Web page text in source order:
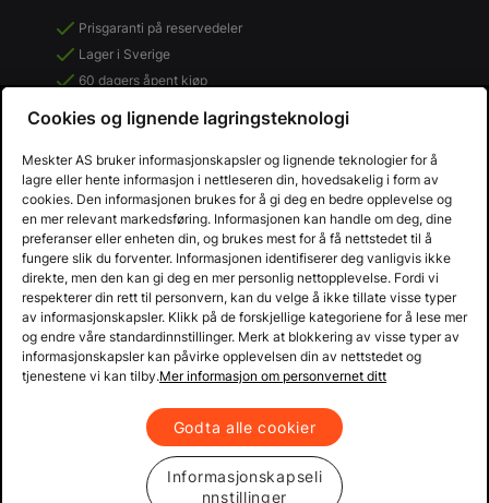
Prisgaranti på reservedeler
Lager i Sverige
60 dagers åpent kjøp
Gratis returer
Copyright © 2013 - 2026 Mekster.no
KjøpsvilkårPersonvern
Cookies og lignende lagringsteknologi
Meskter AS bruker informasjonskapsler og lignende teknologier for å
lagre eller hente informasjon i nettleseren din, hovedsakelig i form av
cookies. Den informasjonen brukes for å gi deg en bedre opplevelse og
en mer relevant markedsføring. Informasjonen kan handle om deg, dine
preferanser eller enheten din, og brukes mest for å få nettstedet til å
fungere slik du forventer. Informasjonen identifiserer deg vanligvis ikke
direkte, men den kan gi deg en mer personlig nettopplevelse. Fordi vi
respekterer din rett til personvern, kan du velge å ikke tillate visse typer
av informasjonskapsler. Klikk på de forskjellige kategoriene for å lese mer
og endre våre standardinnstillinger. Merk at blokkering av visse typer av
informasjonskapsler kan påvirke opplevelsen din av nettstedet og
tjenestene vi kan tilby.Mer informasjon om personvernet ditt
Godta alle cookier
Informasjonskapseli
nnstillinger